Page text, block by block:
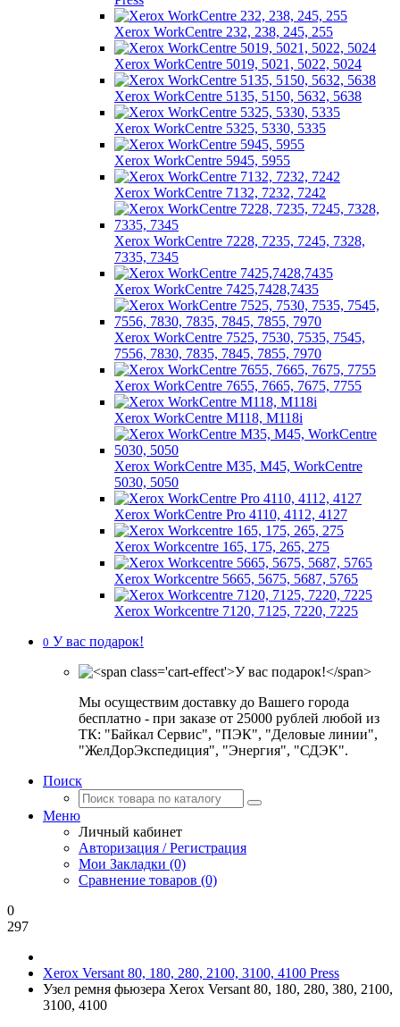
Xerox WorkCentre 232, 238, 245, 255
Xerox WorkCentre 5019, 5021, 5022, 5024
Xerox WorkCentre 5135, 5150, 5632, 5638
Xerox WorkCentre 5325, 5330, 5335
Xerox WorkCentre 5945, 5955
Xerox WorkCentre 7132, 7232, 7242
Xerox WorkCentre 7228, 7235, 7245, 7328,
7335, 7345
Xerox WorkCentre 7425,7428,7435
Xerox WorkCentre 7525, 7530, 7535, 7545,
7556, 7830, 7835, 7845, 7855, 7970
Xerox WorkCentre 7655, 7665, 7675, 7755
Xerox WorkCentre M118, M118i
Xerox WorkCentre M35, M45, WorkCentre
5030, 5050
Xerox WorkCentre Pro 4110, 4112, 4127
Xerox Workcentre 165, 175, 265, 275
Xerox Workcentre 5665, 5675, 5687, 5765
Xerox Workcentre 7120, 7125, 7220, 7225
0 У вас подарок!
Мы осуществим доставку до Вашего города
бесплатно - при заказе от 25000 рублей любой из
ТК: "Байкал Сервис", "ПЭК", "Деловые линии",
"ЖелДорЭкспедиция", "Энергия", "СДЭК".
Поиск
Меню
Личный кабинет
Авторизация / Регистрация
Мои Закладки (0)
Сравнение товаров (0)
0
297
Xerox Versant 80, 180, 280, 2100, 3100, 4100 Press
Узел ремня фьюзера Xerox Versant 80, 180, 280, 380, 2100,
3100, 4100